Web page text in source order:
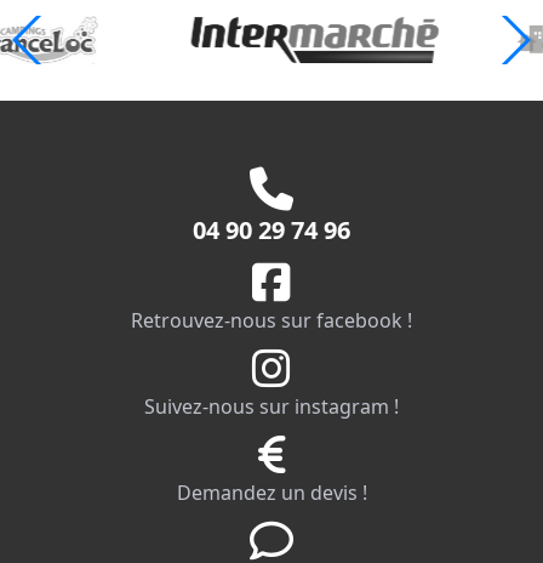
04 90 29 74 96
Retrouvez-nous sur facebook !
Suivez-nous sur instagram !
Demandez un devis !